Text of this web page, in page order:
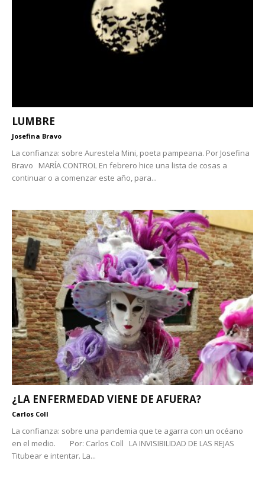
LUMBRE
Josefina Bravo
La confianza: sobre Aurestela Mini, poeta pampeana. Por Josefina
Bravo MARÍA CONTROL En febrero hice una lista de cosas a
continuar o a comenzar este año, para...
¿LA ENFERMEDAD VIENE DE AFUERA?
Carlos Coll
La confianza: sobre una pandemia que te agarra con un océano
en el medio. Por: Carlos Coll LA INVISIBILIDAD DE LAS REJAS
Titubear e intentar. La...